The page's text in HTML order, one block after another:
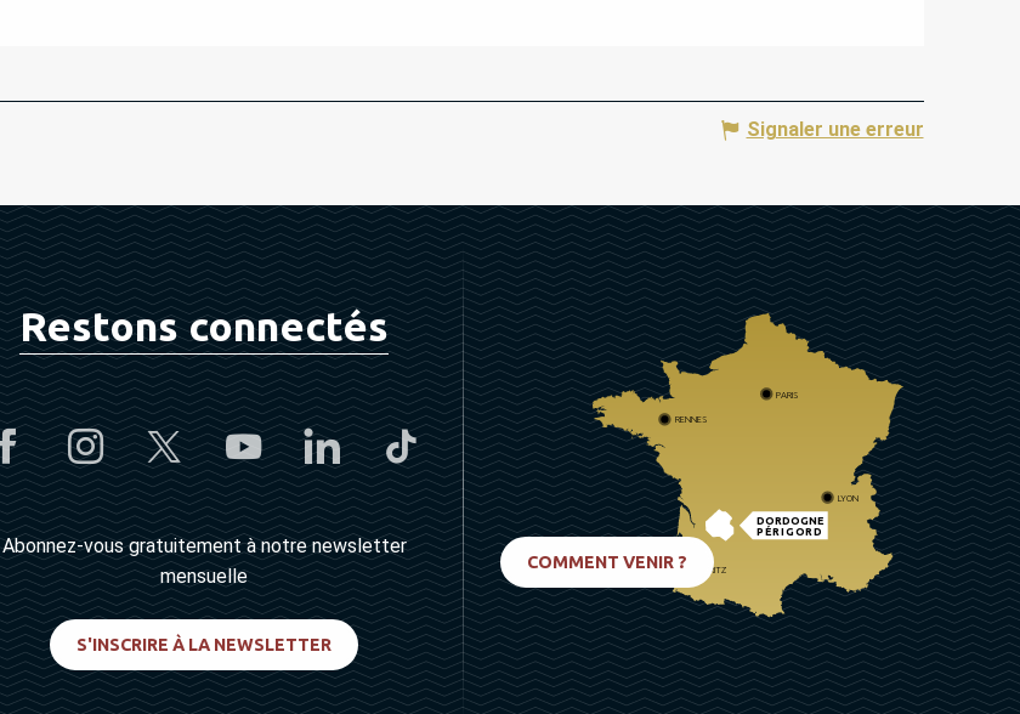
Signaler une erreur
Restons connectés
Abonnez-vous gratuitement à notre newsletter
mensuelle
S'INSCRIRE À LA NEWSLETTER
DORDOGNE
PÉRIGORD
PARIS
RENNES
LYON
BIARRITZ
COMMENT VENIR ?